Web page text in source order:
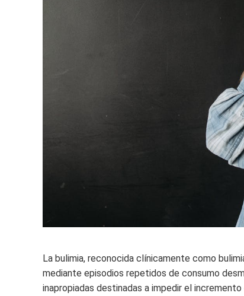
La bulimia, reconocida clínicamente como
mediante episodios repetidos de consumo
inapropiadas destinadas a impedir el